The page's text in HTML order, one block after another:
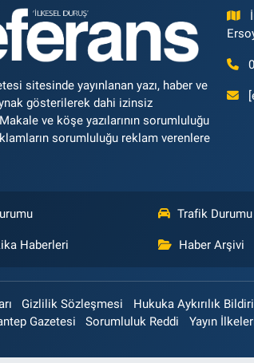
sitesinde yayınlanan yazı, haber ve
gösterilerek dahi izinsiz
ve köşe yazılarının sorumluluğu
sorumluluğu reklam verenlere
Trafik Durumu
Haberleri Haber Arşivi
Gizlilik Sözleşmesi Hukuka Aykırılık
Gazetesi
Sorumluluk Reddi Yayın